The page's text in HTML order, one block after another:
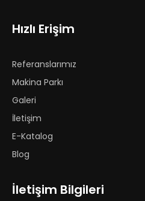
Hızlı Erişim
Referanslarımız
Makina Parkı
Galeri
İletişim
E-Katalog
Blog
İletişim Bilgileri